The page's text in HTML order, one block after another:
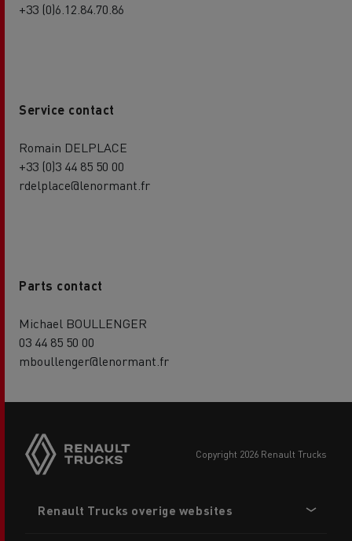
+33 (0)6.12.84.70.86
Service contact
Romain DELPLACE
+33 (0)3 44 85 50 00
rdelplace@lenormant.fr
Parts contact
Michael BOULLENGER
03 44 85 50 00
mboullenger@lenormant.fr
copyright 2026 Renault Trucks
menu
Renault Trucks overige websites